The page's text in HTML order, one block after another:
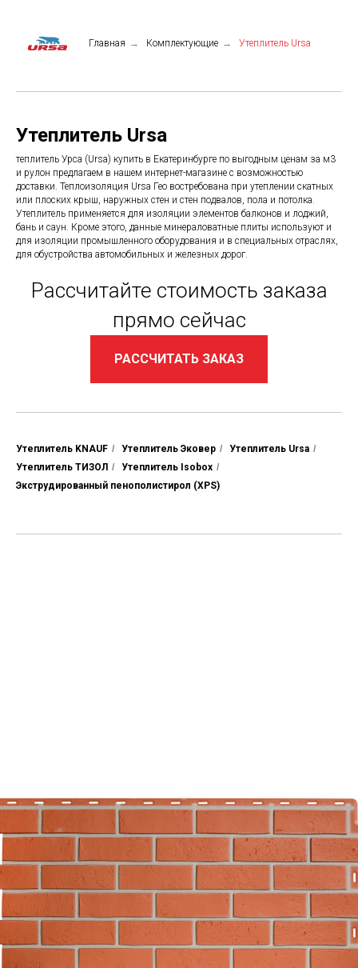
Главная → Комплектующие → Утеплитель Ursa
Утеплитель Ursa
теплитель Урса (Ursa) купить в Екатеринбурге по выгодным ценам за м3
и рулон предлагаем в нашем интернет-магазине с возможностью
доставки. Теплоизоляция Ursa Гео востребована при утеплении скатных
или плоских крыш, наружных стен и стен подвалов, пола и потолка.
Утеплитель применяется для изоляции элементов балконов и лоджий,
бань и саун. Кроме этого, данные минераловатные плиты используют и
для изоляции промышленного оборудования и в специальных отраслях,
для обустройства автомобильных и железных дорог.
Рассчитайте стоимость заказа
прямо сейчас
РАССЧИТАТЬ ЗАКАЗ
Утеплитель KNAUF / Утеплитель Эковер / Утеплитель Ursa /
Утеплитель ТИЗОЛ / Утеплитель Isobox /
Экструдированный пенополистирол (XPS)